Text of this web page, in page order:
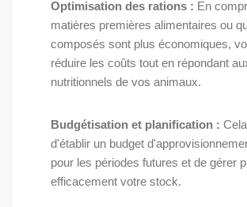
Optimisation des rations : En
matières premières alimentaires ou
composés sont plus économiques,
réduire les coûts tout en répondant
nutritionnels de vos animaux.
Budgétisation et planification :
d'établir un budget
pour les périodes futures et de gérer
efficacement votre stock.